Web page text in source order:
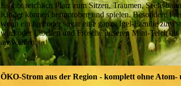
Es gibt reichlich Platz zum Sitzen, Träumen, Seele-
Kinder können herumtoben und spielen. Besondere
wenn ein Igel oder sogar eine ganze Igel-Familie zum
wird oder Libellen und Frösche unseren Mini-Teich als
auswählen.
ÖKO-Strom aus der Region - komplett ohne Atom-